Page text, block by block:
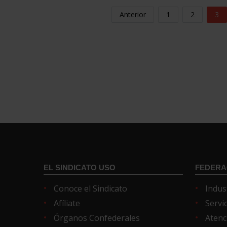
Anterior 1 2 3
EL SINDICATO USO
Conoce el Sindicato
Afíliate
Órganos Confederales